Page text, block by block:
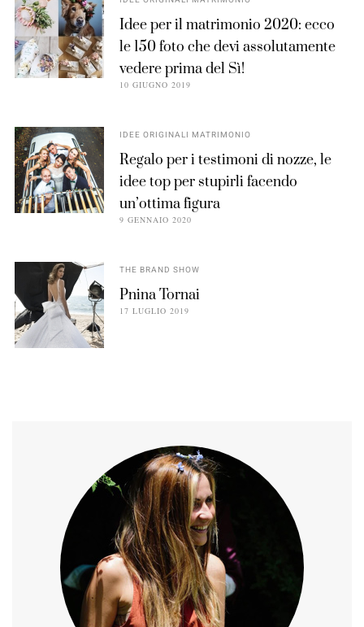
Idee per il matrimonio 2020: ecco
le 150 foto che devi assolutamente
vedere prima del Sì!
10 GIUGNO 2019
IDEE ORIGINALI MATRIMONIO
Regalo per i testimoni di nozze, le
idee top per stupirli facendo
un’ottima figura
9 GENNAIO 2020
THE BRAND SHOW
Pnina Tornai
17 LUGLIO 2019